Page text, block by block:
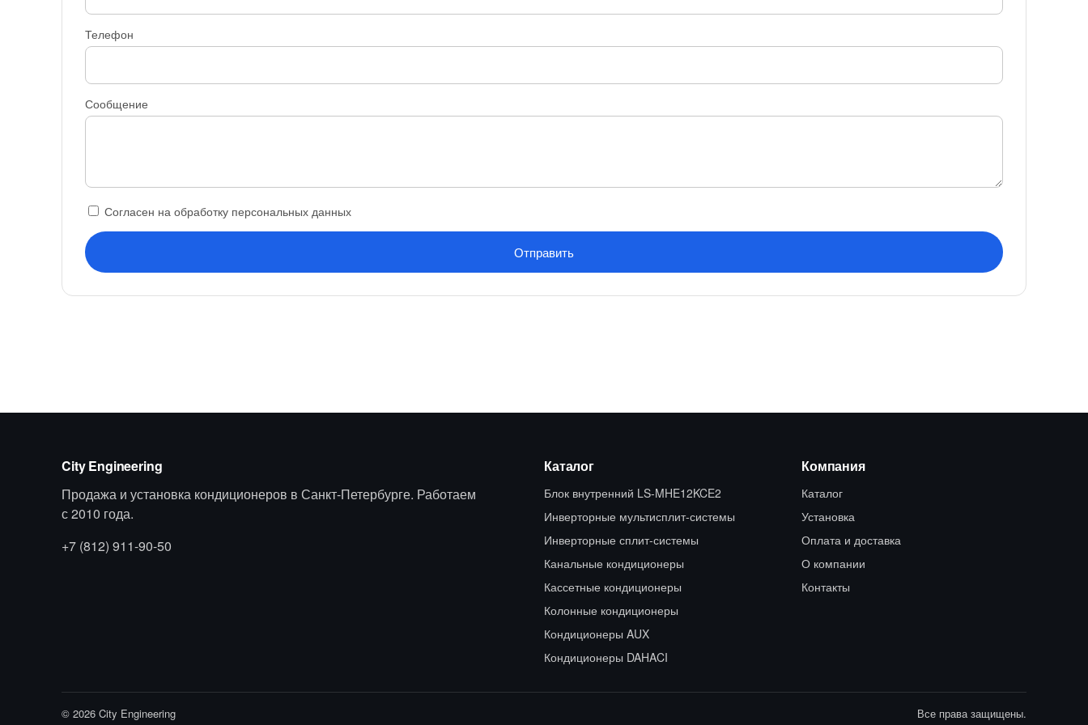
Телефон
Сообщение
Согласен на обработку персональных данных
Отправить
City Engineering
Продажа и установка кондиционеров в Санкт-Петербурге. Работаем
с 2010 года.
+7 (812) 911-90-50
Каталог
Блок внутренний LS-MHE12KCE2
Инверторные мультисплит-системы
Инверторные сплит-системы
Канальные кондиционеры
Кассетные кондиционеры
Колонные кондиционеры
Кондиционеры AUX
Кондиционеры DAHACI
Компания
Каталог
Установка
Оплата и доставка
О компании
Контакты
© 2026 City Engineering Все права защищены.